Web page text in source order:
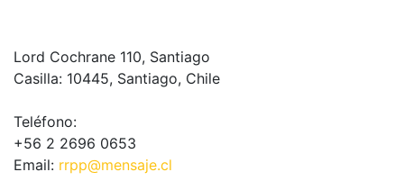
Lord Cochrane 110, Santiago
Casilla: 10445, Santiago, Chile
Teléfono:
+56 2 2696 0653
Email: rrpp@mensaje.cl